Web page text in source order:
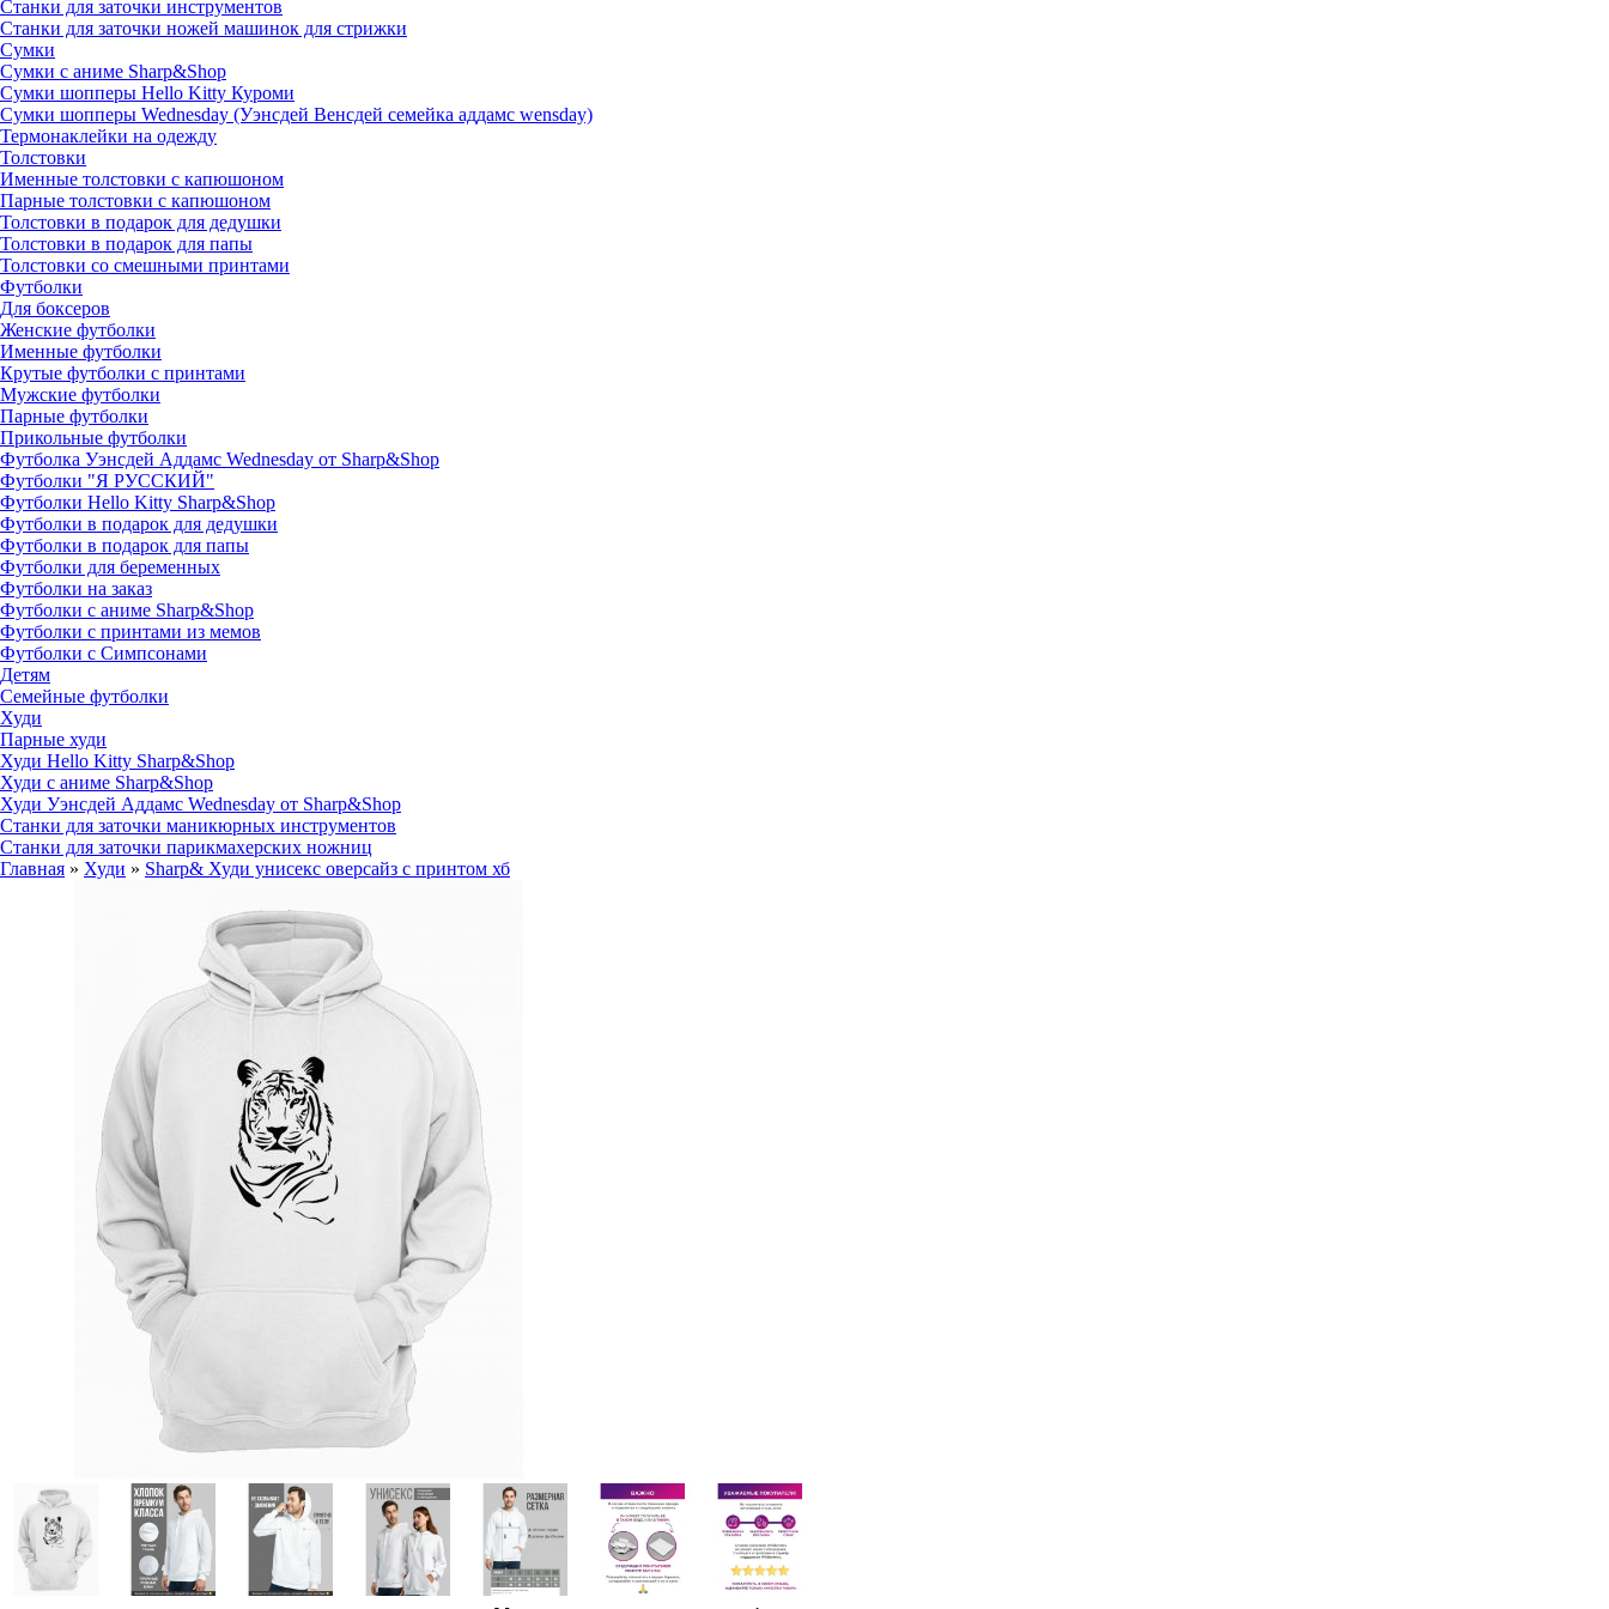
Станки для заточки инструментов
Станки для заточки ножей машинок для стрижки
Сумки
Сумки с аниме Sharp&Shop
Сумки шопперы Hello Kitty Куроми
Сумки шопперы Wednesday (Уэнсдей Венсдей семейка аддамс wensday)
Термонаклейки на одежду
Толстовки
Именные толстовки с капюшоном
Парные толстовки с капюшоном
Толстовки в подарок для дедушки
Толстовки в подарок для папы
Толстовки со смешными принтами
Футболки
Для боксеров
Женские футболки
Именные футболки
Крутые футболки с принтами
Мужские футболки
Парные футболки
Прикольные футболки
Футболка Уэнсдей Аддамс Wednesday от Sharp&Shop
Футболки "Я РУССКИЙ"
Футболки Hello Kitty Sharp&Shop
Футболки в подарок для дедушки
Футболки в подарок для папы
Футболки для беременных
Футболки на заказ
Футболки с аниме Sharp&Shop
Футболки с принтами из мемов
Футболки с Симпсонами
Детям
Семейные футболки
Худи
Парные худи
Худи Hello Kitty Sharp&Shop
Худи с аниме Sharp&Shop
Худи Уэнсдей Аддамс Wednesday от Sharp&Shop
Станки для заточки маникюрных инструментов
Станки для заточки парикмахерских ножниц
Главная » Худи » Sharp& Худи унисекс оверсайз с принтом хб